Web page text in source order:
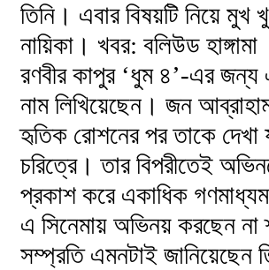
তিনি। এবার বিষয়টি নিয়ে মুখ
নায়িকা। খবর: বলিউড হাঙ্গামা
রণবীর কাপুর ‘ধুম ৪’-এর জন্য
নাম লিখিয়েছেন। জন
হৃতিক রোশনের পর তাকে দেখা
চরিত্রে। তার বিপরীতেই
প্রকাশ করে একাধিক
এ সিনেমায় অভিনয় করছেন না
সম্প্রতি এমনটাই জানিয়েছেন